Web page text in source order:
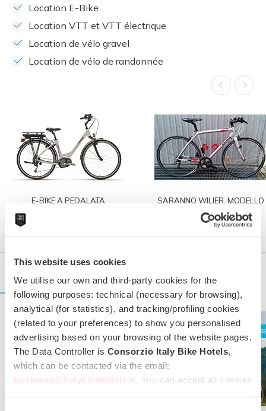
This website uses cookies
We utilise our own and third-party cookies for the
following purposes: technical (necessary for browsing),
analytical (for statistics), and tracking/profiling cookies
(related to your preferences) to show you personalised
advertising based on your browsing of the website pages.
The Data Controller is Consorzio Italy Bike Hotels,
which can be contacted via the email:
business@italybikehotels.it . You can accept all cookies
Location E-Bike
Location VTT et VTT électrique
Location de vélo gravel
Location de vélo de randonnée
E-BIKE A PEDALATA
ASSISTITA, MOTORE BOSCH
SARANNO WILIER, MODELLO
ASOLO, CON GRUPPO
SHIMANO CLARIS 3X8V.
OFFRES DE CET HÔTEL
Vélo et famille Vélo et famille